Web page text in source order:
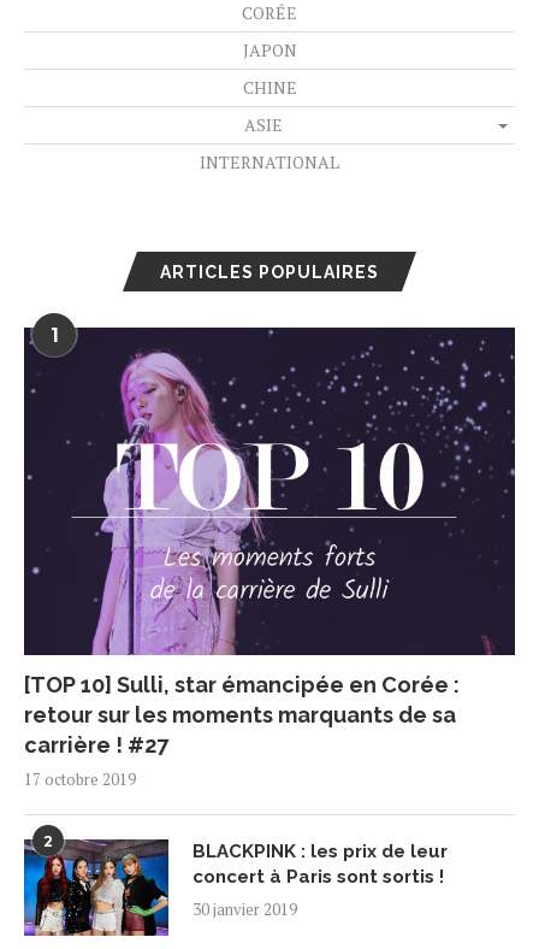
CORÉE
JAPON
CHINE
ASIE
INTERNATIONAL
ARTICLES POPULAIRES
1
[TOP 10] Sulli, star émancipée en Corée :
retour sur les moments marquants de sa
carrière ! #27
17 octobre 2019
2
BLACKPINK : les prix de leur
concert à Paris sont sortis !
30 janvier 2019